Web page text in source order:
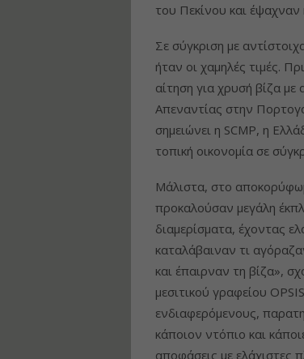
του Πεκίνου και
Σε σύγκριση με
ήταν οι χαμηλές τιμές.
αίτηση για χρυσή βίζα
Απεναντίας στην
σημειώνει η SCMP, η
τοπική οικονομία σε
Μάλιστα, στο
προκαλούσαν μεγάλη
διαμερίσματα, έχοντας
καταλάβαιναν τι
και έπαιρναν τη βίζα»,
μεσιτικού γραφείου
ενδιαφερόμενους,
κάποιον ντόπιο και
αποφάσεις με ελάχιστες